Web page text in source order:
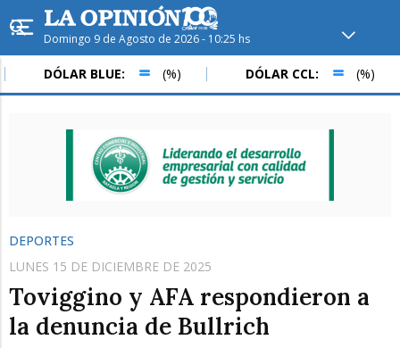
Domingo 9 de Agosto de 2026 - 10:25 hs
Hoy enRafaela ver clima
Mín / Máx
Humedad
Presión
DÓLAR BLUE: (%) DÓLAR CCL: (%)
DEPORTES
LUNES 15 DE DICIEMBRE DE 2025
Toviggino y AFA respondieron a
la denuncia de Bullrich